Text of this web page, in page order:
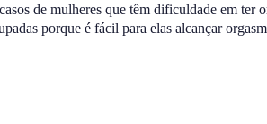
de mulheres que têm dificuldade em
porque é fácil para elas alcançar